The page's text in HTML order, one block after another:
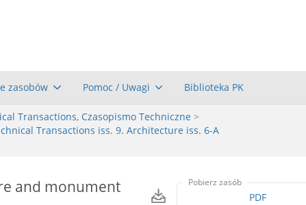
zasobów Pomoc / Uwagi Biblioteka PK
Transactions, Czasopismo Techniczne >
Transactions iss. 9. Architecture iss. 6-A
and monument Pobierz zasób
PDF